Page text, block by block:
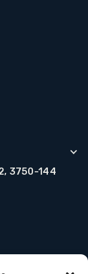
3750-144